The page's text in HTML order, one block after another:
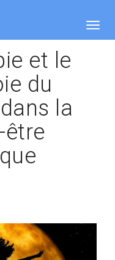
et le
du
la